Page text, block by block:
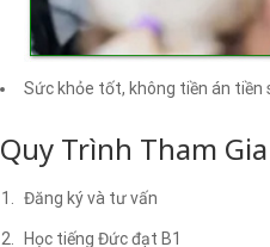
Sức khỏe tốt, không tiền án tiền
Quy Trình Tham
Đăng ký và tư vấn
Học tiếng Đức đạt B1